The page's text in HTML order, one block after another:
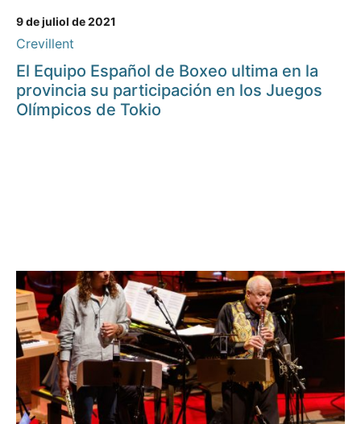
9 de juliol de 2021
Crevillent
El Equipo Español de Boxeo ultima en la
provincia su participación en los Juegos
Olímpicos de Tokio